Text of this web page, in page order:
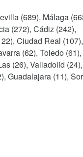
(689), Málaga
(272), Cádiz (242),
Ciudad Real (107),
(62), Toledo (61),
(26), Valladolid (24),
Guadalajara (11),